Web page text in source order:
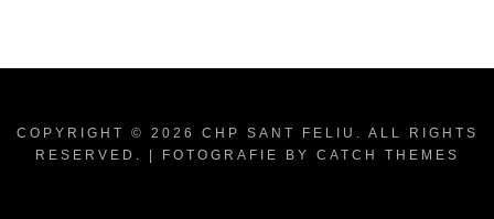
COPYRIGHT © 2026 CHP SANT FELIU . ALL RIGHTS
RESERVED. | FOTOGRAFIE BY CATCH THEMES